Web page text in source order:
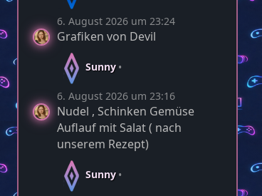
6. August 2026 um 23:24
Grafiken von Devil
Sunny
6. August 2026 um 23:16
Nudel , Schinken Gemüse
Auflauf mit Salat ( nach
unserem Rezept)
Sunny